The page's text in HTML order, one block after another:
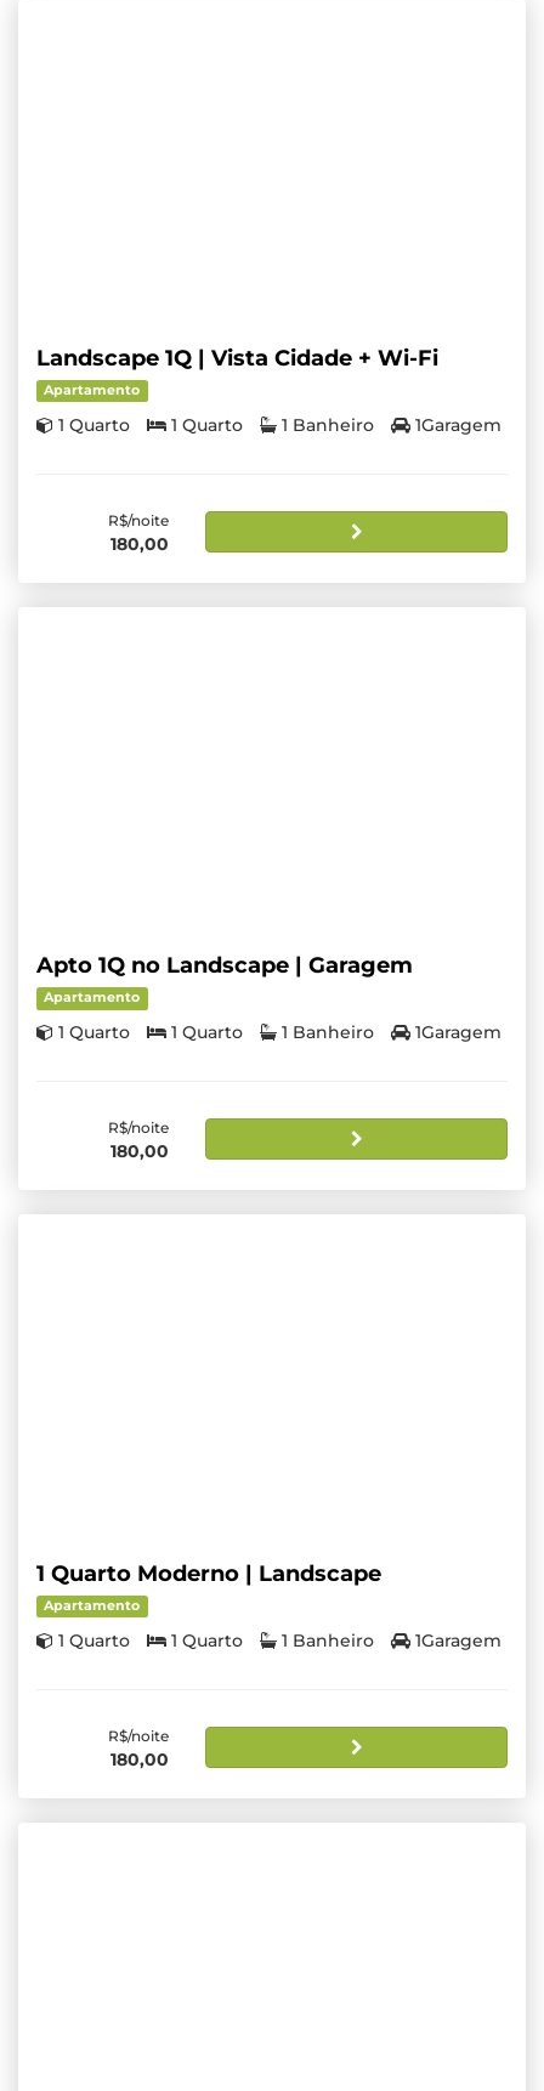
Landscape 1Q | Vista Cidade + Wi-Fi
Apartamento
1 Quarto 1 Quarto 1 Banheiro 1Garagem
R$/noite
180,00
Apto 1Q no Landscape | Garagem
Apartamento
1 Quarto 1 Quarto 1 Banheiro 1Garagem
R$/noite
180,00
1 Quarto Moderno | Landscape
Apartamento
1 Quarto 1 Quarto 1 Banheiro 1Garagem
R$/noite
180,00